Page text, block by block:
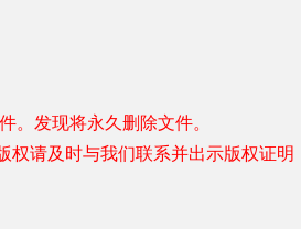
。发现将永久删除文件。
请及时与我们联系并出示版权证明